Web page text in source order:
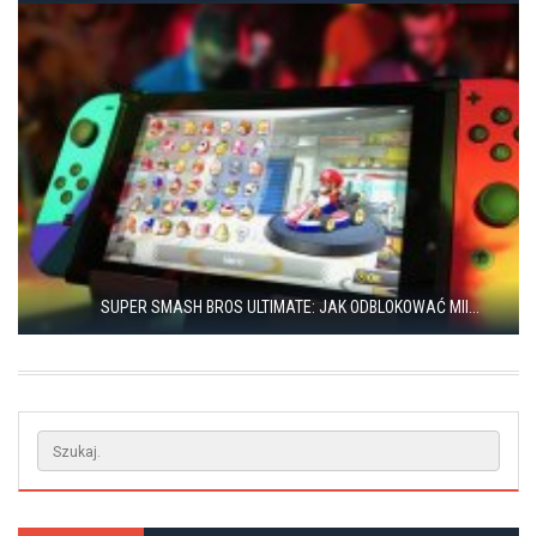
SUPER SMASH BROS ULTIMATE: JAK ODBLOKOWAĆ MII...